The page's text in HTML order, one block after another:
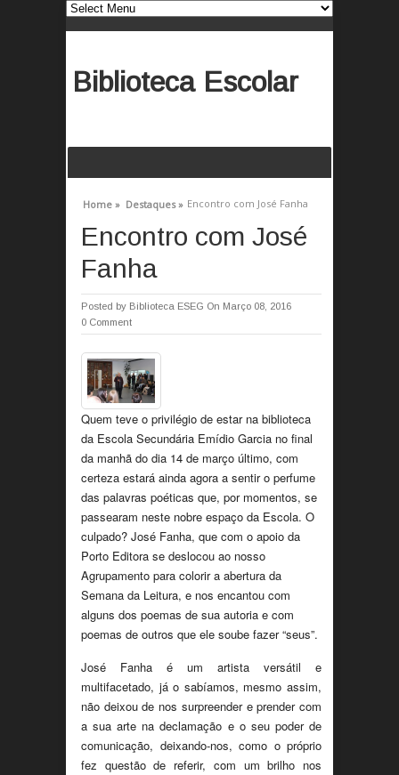
Biblioteca Escolar
Home » Destaques » Encontro com José Fanha
Encontro com José
Fanha
Posted by Biblioteca ESEG On Março 08, 2016
0 Comment
Quem teve o privilégio de estar na biblioteca
da Escola Secundária Emídio Garcia no final
da manhã do dia 14 de março último, com
certeza estará ainda agora a sentir o perfume
das palavras poéticas que, por momentos, se
passearam neste nobre espaço da Escola. O
culpado? José Fanha, que com o apoio da
Porto Editora se deslocou ao nosso
Agrupamento para colorir a abertura da
Semana da Leitura, e nos encantou com
alguns dos poemas de sua autoria e com
poemas de outros que ele soube fazer “seus”.
José Fanha é um artista versátil e
multifacetado, já o sabíamos, mesmo assim,
não deixou de nos surpreender e prender com
a sua arte na declamação e o seu poder de
comunicação, deixando-nos, como o próprio
fez questão de referir, com um brilho nos